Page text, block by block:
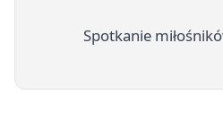
Spotkanie